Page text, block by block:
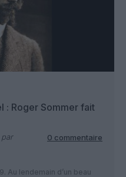
: Roger Sommer fait
par
0 commentaire
Au lendemain d’un beau